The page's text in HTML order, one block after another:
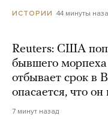
ИСТОРИИ 44 минуты
Reuters: США
бывшего
отбывает срок в
опасается, что
7 минут назад